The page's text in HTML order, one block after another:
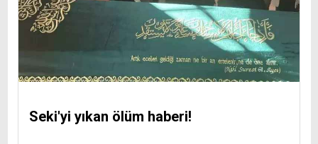
Seki'yi yıkan ölüm haberi!